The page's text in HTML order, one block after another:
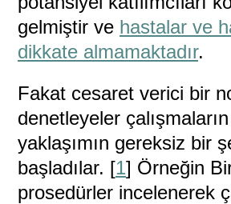
gelmiştir ve hastalar ve
dikkate almamaktadır.
Fakat cesaret verici bir
denetleyeler
yaklaşımın gereksiz bir
başladılar. [1] Örneğin
prosedürler incelenerek